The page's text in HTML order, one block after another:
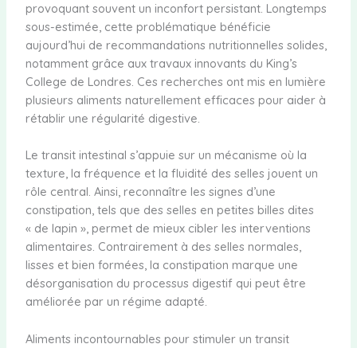
provoquant souvent un inconfort persistant. Longtemps
sous-estimée, cette problématique bénéficie
aujourd’hui de recommandations nutritionnelles solides,
notamment grâce aux travaux innovants du King’s
College de Londres. Ces recherches ont mis en lumière
plusieurs aliments naturellement efficaces pour aider à
rétablir une régularité digestive.
Le transit intestinal s’appuie sur un mécanisme où la
texture, la fréquence et la fluidité des selles jouent un
rôle central. Ainsi, reconnaître les signes d’une
constipation, tels que des selles en petites billes dites
« de lapin », permet de mieux cibler les interventions
alimentaires. Contrairement à des selles normales,
lisses et bien formées, la constipation marque une
désorganisation du processus digestif qui peut être
améliorée par un régime adapté.
Aliments incontournables pour stimuler un transit